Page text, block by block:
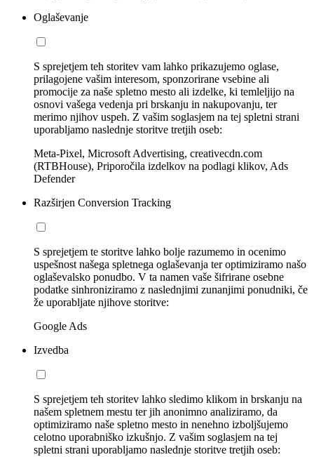
Oglaševanje
S sprejetjem teh storitev vam lahko prikazujemo oglase,
prilagojene vašim interesom, sponzorirane vsebine ali
promocije za naše spletno mesto ali izdelke, ki temleljijo na
osnovi vašega vedenja pri brskanju in nakupovanju, ter
merimo njihov uspeh. Z vašim soglasjem na tej spletni strani
uporabljamo naslednje storitve tretjih oseb:
Meta-Pixel, Microsoft Advertising, creativecdn.com
(RTBHouse), Priporočila izdelkov na podlagi klikov, Ads
Defender
Razširjen Conversion Tracking
S sprejetjem te storitve lahko bolje razumemo in ocenimo
uspešnost našega spletnega oglaševanja ter optimiziramo našo
oglaševalsko ponudbo. V ta namen vaše šifrirane osebne
podatke sinhroniziramo z naslednjimi zunanjimi ponudniki, če
že uporabljate njihove storitve:
Google Ads
Izvedba
S sprejetjem teh storitev lahko sledimo klikom in brskanju na
našem spletnem mestu ter jih anonimno analiziramo, da
optimiziramo naše spletno mesto in nenehno izboljšujemo
celotno uporabniško izkušnjo. Z vašim soglasjem na tej
spletni strani uporabljamo naslednje storitve tretjih oseb: